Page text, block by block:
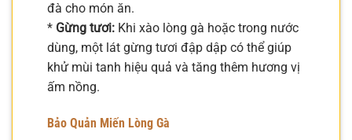
đà cho món ăn.
* Gừng tươi: Khi xào lòng gà hoặc trong nước
dùng, một lát gừng tươi đập dập có thể giúp
khử mùi tanh hiệu quả và tăng thêm hương vị
ấm nồng.
Bảo Quản Miến Lòng Gà